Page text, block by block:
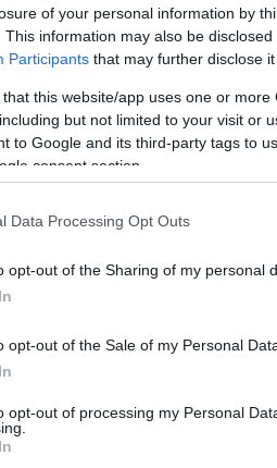
of your personal information by
This information may also be
Participants that may further disclose
that this website/app uses one or
but not limited to your visit or
to Google and its third-party tags to
consent section.
Data Processing Opt Outs
opt-out of the Sharing of my personal
opt-out of the Sale of my Personal
opt-out of processing my Personal
των πιθήκων,
μιλώντας για την
είχα την ευκαιρία,
συνεργάτες μου. Δεν
της σημερινής εκδήλωσης,
σε επίτιμο πρόεδρό του.
πρέπει να είναι η
είναι η δύναμη της
και μπορέσαμε να το